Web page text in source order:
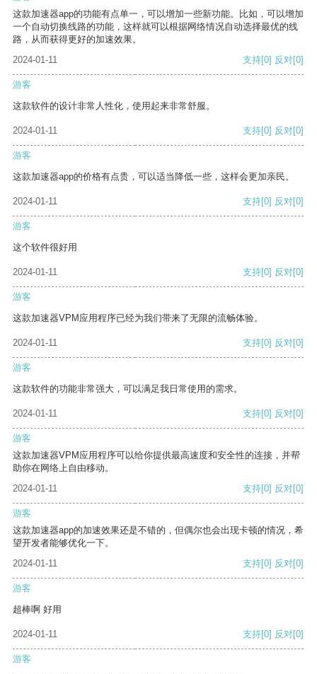
这款加速器app的功能有点单一，可以增加一些新功能。比如，可以增加
一个自动切换线路的功能，这样就可以根据网络情况自动选择最优的线
路，从而获得更好的加速效果。
2024-01-11
支持[0] 反对[0]
游客
这款软件的设计非常人性化，使用起来非常舒服。
2024-01-11 支持[0] 反对[0]
游客
这款加速器app的价格有点贵，可以适当降低一些，这样会更加亲民。
2024-01-11 支持[0] 反对[0]
游客
这个软件很好用
2024-01-11 支持[0] 反对[0]
游客
这款加速器VPM应用程序已经为我们带来了无限的流畅体验。
2024-01-11 支持[0] 反对[0]
游客
这款软件的功能非常强大，可以满足我日常使用的需求。
2024-01-11 支持[0] 反对[0]
游客
这款加速器VPM应用程序可以给你提供最高速度和安全性的连接，并帮
助你在网络上自由移动。
2024-01-11
支持[0] 反对[0]
游客
这款加速器app的加速效果还是不错的，但偶尔也会出现卡顿的情况，希
望开发者能够优化一下。
2024-01-11
支持[0] 反对[0]
游客
超棒啊 好用
2024-01-11 支持[0] 反对[0]
游客